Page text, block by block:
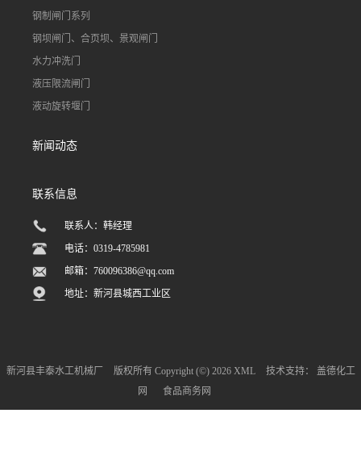
钢制闸门系列
钢坝闸门、合页坝、景观闸门
水力冲洗门
液压限流闸门
液动旋转堰门
新闻动态
联系信息
联系人：韩经理
电话：0319-4785981
邮箱：760096386@qq.com
地址：新河县城西工业区
新河县丰泰水工机械厂 版权所有 Copyright (©) 2026 XML 技术支持：
盖德化工
网
食品商务网